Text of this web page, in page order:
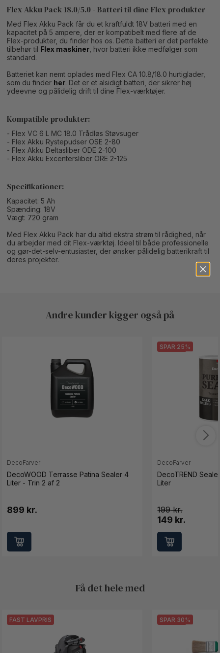
Flex Akku Pack 18.0/5.0 - Batteri til dine Flex produkter
Med Flex Akku Pack får du et kraftfuldt 18V batteri med en
kapacitet på 5 ampere, der er kompatibelt med flere af de
Flex-produkter, du finder hos os. Dette batteri er det perfekte
tilbehør til Flex maskiner , hvor batteri ikke medfølger som
standard.
Batteriet kan nemt oplades med Flex CA 10.8/18.0 hurtiglader,
som du finder her. Det er et alsidigt batteri, der sikrer høj
ydeevne og pålidelig drift til dine Flex-værktøjer.
Kompatible produkter:
- Flex VC 6 L MC 18.0 Trådløs Støvsuger
- Flex Akku Rystepudser OSE 2-80
- Flex Akku Deltasliber ODE 2-100
- Flex Akku Excentersliber ORE 2-125
Specifikationer:
Kapacitet: 5 Ah
Spænding: 18V
Vægt: 720 gram
Med Flex Akku Pack har du altid ekstra strøm til rådighed, når
du arbejder med dit Flex-værktøj. Ideel til både professionelle
og gør-det-selv-entusiaster, der ønsker pålidelig batterikraft til
deres projekter.
Andre kunder kigger også på
DecoFarver
DecoWOOD Terrasse Patina Sealer 4
Liter - Trin 2 af 2
899 kr.
SPAR 25%
DecoFarver
DecoTREND
Liter
199
149 kr.
Få det hele med
FAST LAVPRIS SPAR 30%
Button Text